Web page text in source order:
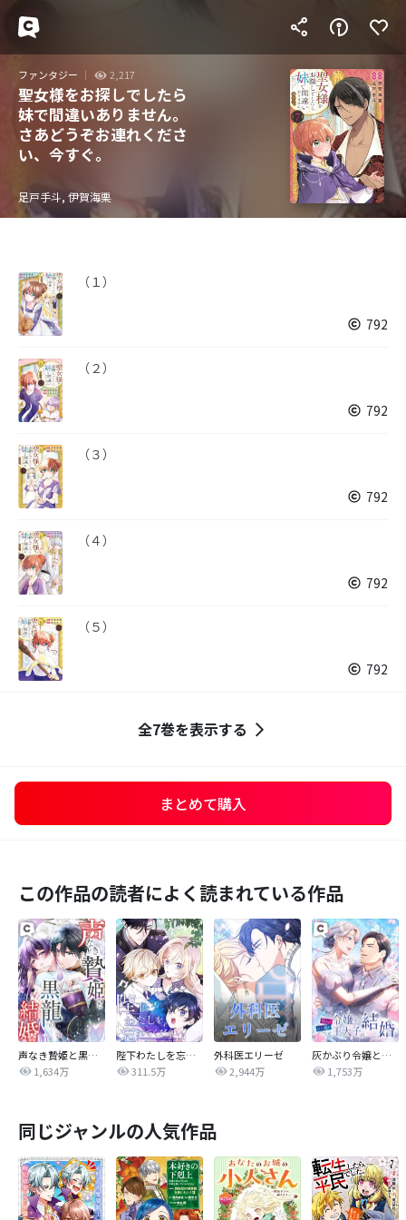
ファンタジー 2,217
聖女様をお探しでしたら
妹で間違いありません。
さあどうぞお連れくださ
い、今すぐ。
足戸手斗, 伊賀海栗
（１）
792
（２）
792
（３）
792
（４）
792
（５）
792
全7巻を表示する
まとめて購入
この作品の読者によく読まれている作品
声なき贄姫と黒龍の結婚
1,634万
陛下わたしを忘れてください
311.5万
外科医エリーゼ
2,944万
灰かぶり令嬢と行き遅れ元王太子の結婚
1,753万
同じジャンルの人気作品